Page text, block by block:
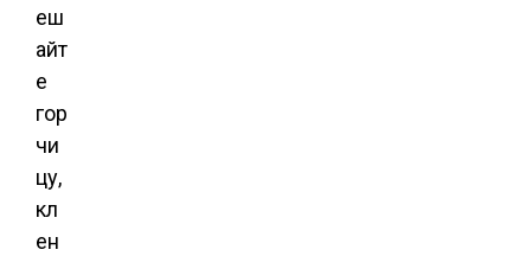
еш
айт
е
гор
чи
цу,
кл
ен